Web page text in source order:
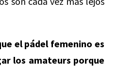
el pádel femenino es
los amateurs porque